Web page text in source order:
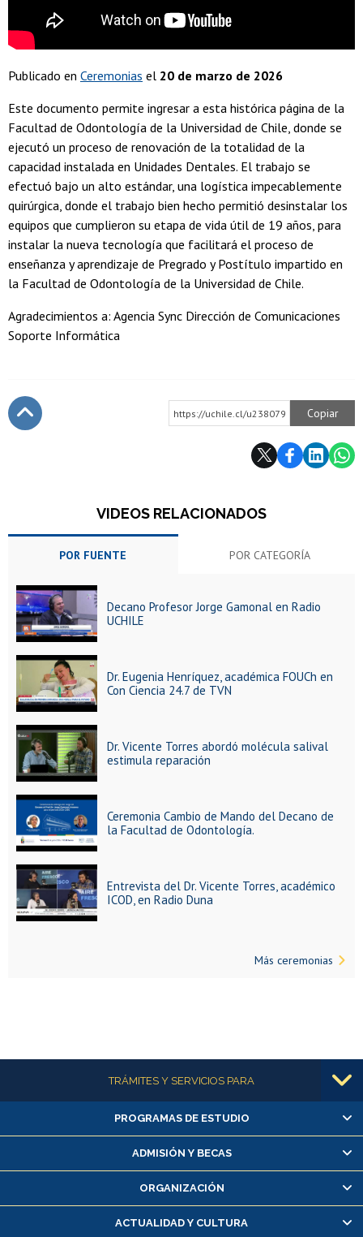
Publicado en Ceremonias el 20 de marzo de 2026
Este documento permite ingresar a esta histórica página de la
Facultad de Odontología de la Universidad de Chile, donde se
ejecutó un proceso de renovación de la totalidad de la
capacidad instalada en Unidades Dentales. El trabajo se
efectuó bajo un alto estándar, una logística impecablemente
quirúrgica, donde el trabajo bien hecho permitió desinstalar los
equipos que cumplieron su etapa de vida útil de 19 años, para
instalar la nueva tecnología que facilitará el proceso de
enseñanza y aprendizaje de Pregrado y Postítulo impartido en
la Facultad de Odontología de la Universidad de Chile.
Agradecimientos a: Agencia Sync Dirección de Comunicaciones
Soporte Informática
https://uchile.cl/u238079 Copiar
VIDEOS RELACIONADOS
POR FUENTE POR CATEGORÍA
Decano Profesor Jorge Gamonal en Radio
UCHILE
Dr. Eugenia Henríquez, académica FOUCh en
Con Ciencia 24.7 de TVN
Dr. Vicente Torres abordó molécula salival
estimula reparación
Ceremonia Cambio de Mando del Decano de
la Facultad de Odontología.
Entrevista del Dr. Vicente Torres, académico
ICOD, en Radio Duna
Más ceremonias
Más informaciónTRÁMITES Y SERVICIOS PARA
Alumnas/os y exalumnas/os
Matrícula en línea
Inscripción y cambio de asignaturas
Consulta y certificado de notas
PROGRAMAS DE ESTUDIO
ADMISIÓN Y BECAS
ORGANIZACIÓN
ACTUALIDAD Y CULTURA